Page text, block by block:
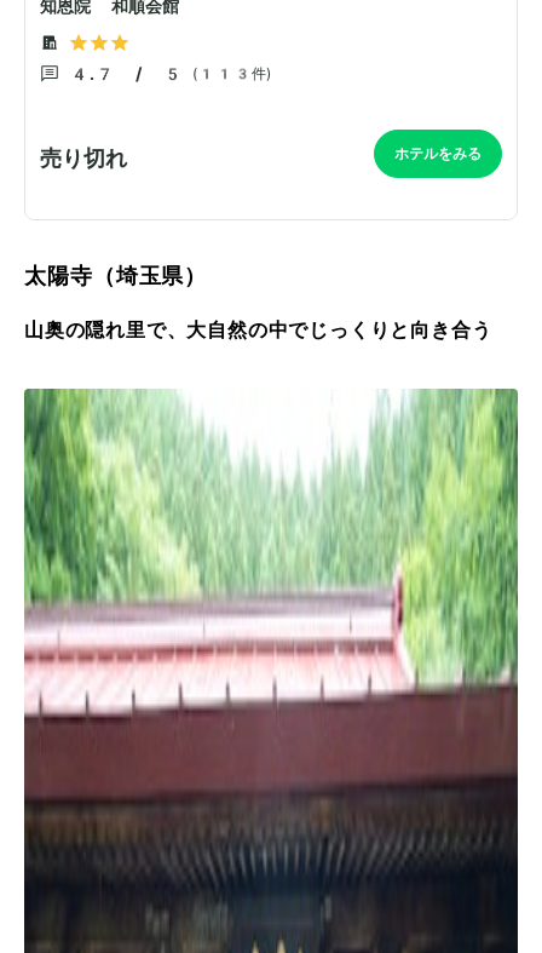
太陽寺（埼玉県）
山奥の隠れ里で、大自然の中でじっくりと向き合う